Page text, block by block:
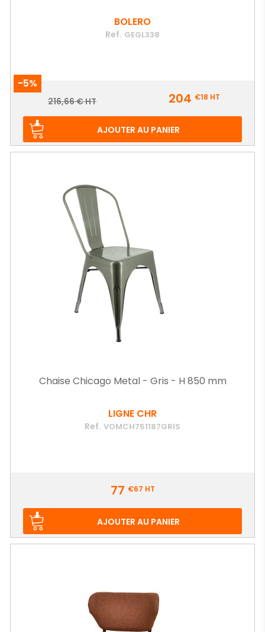
BOLERO
Ref. GEGL338
-5%
Prix
Prix
216,66 € HT 204 €18 HT
AJOUTER AU PANIER
Chaise Chicago Metal - Gris - H 850 mm
LIGNE CHR
Ref. VOMCH751187GRIS
77 €67 HT
AJOUTER AU PANIER